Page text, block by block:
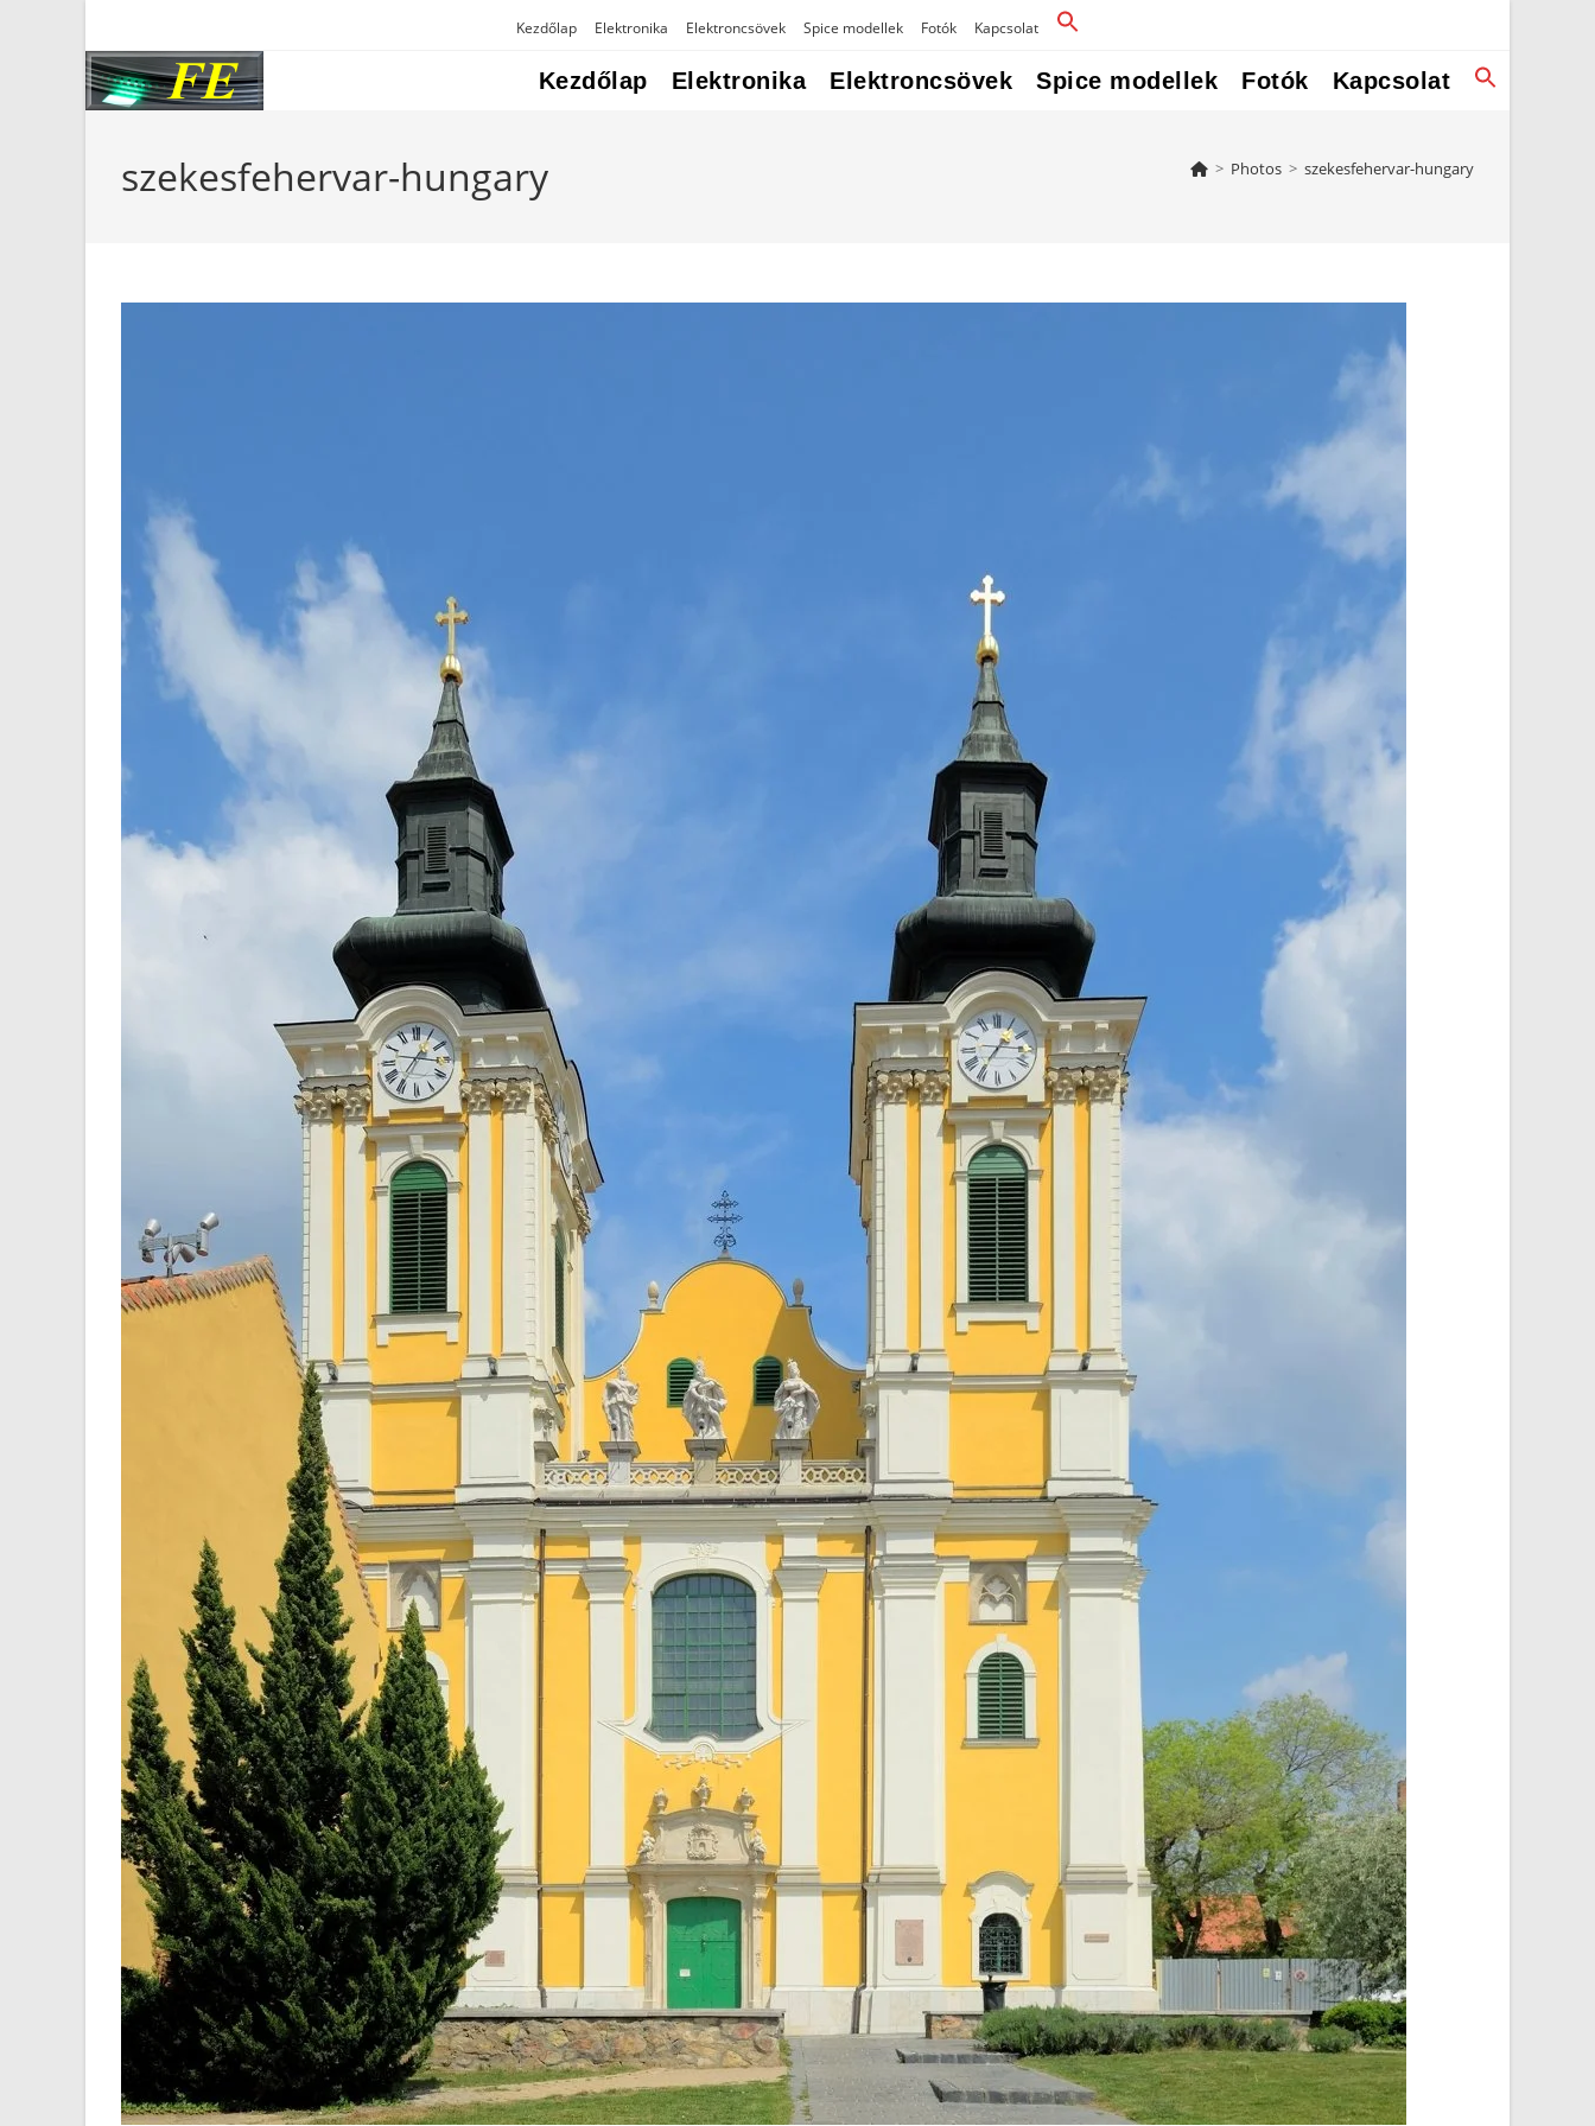
Kezdőlap Elektronika Elektroncsövek Spice modellek Fotók Kapcsolat
Kezdőlap Elektronika Elektroncsövek Spice modellek Fotók Kapcsolat
szekesfehervar-hungary > Photos > szekesfehervar-hungary